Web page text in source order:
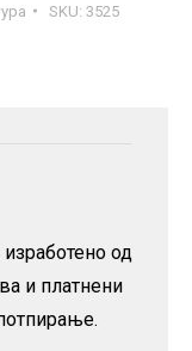
SKU: 3525
од
и платнени